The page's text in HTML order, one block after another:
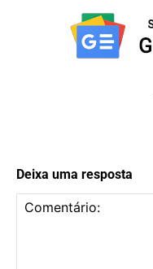
Deixa uma resposta